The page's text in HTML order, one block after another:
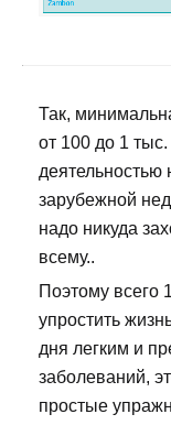
Так,
от 100 до 1
зарубежной
надо никуда
всему..
Поэтому всего
упростить
дня легким и
заболеваний,
простые